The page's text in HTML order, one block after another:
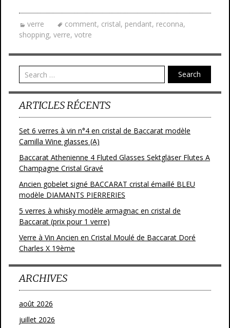
e
b
o
o
k
itt
er
ai
l
ta
g
er
verre comment, cristal, pendant, reconna,
shopping, verre, votre
Search
ARTICLES RÉCENTS
Set 6 verres à vin n°4 en cristal de Baccarat modèle
Camilla Wine glasses (A)
Baccarat Athenienne 4 Fluted Glasses Sektgläser Flutes A
Champagne Cristal Gravé
Ancien gobelet signé BACCARAT cristal émaillé BLEU
modèle DIAMANTS PIERRERIES
5 verres à whisky modèle armagnac en cristal de
Baccarat (prix pour 1 verre)
Verre à Vin Ancien en Cristal Moulé de Baccarat Doré
Charles X 19ème
ARCHIVES
août 2026
juillet 2026